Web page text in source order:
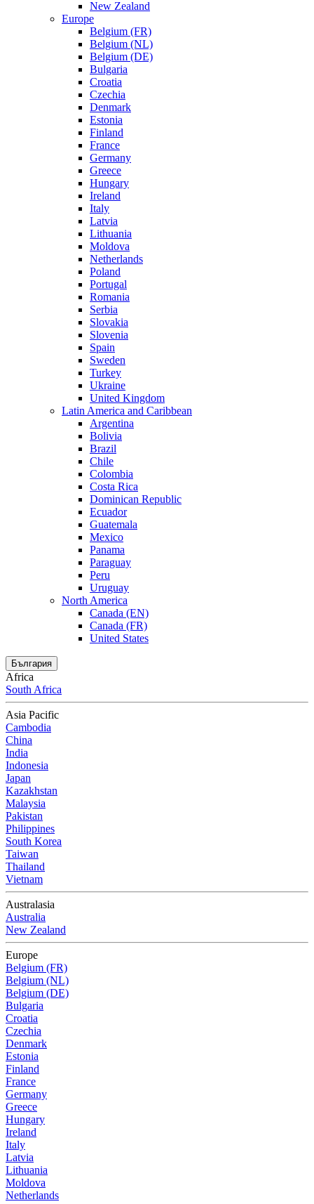
New Zealand
Europe
Belgium (FR)
Belgium (NL)
Belgium (DE)
Bulgaria
Croatia
Czechia
Denmark
Estonia
Finland
France
Germany
Greece
Hungary
Ireland
Italy
Latvia
Lithuania
Moldova
Netherlands
Poland
Portugal
Romania
Serbia
Slovakia
Slovenia
Spain
Sweden
Turkey
Ukraine
United Kingdom
Latin America and Caribbean
Argentina
Bolivia
Brazil
Chile
Colombia
Costa Rica
Dominican Republic
Ecuador
Guatemala
Mexico
Panama
Paraguay
Peru
Uruguay
North America
Canada (EN)
Canada (FR)
United States
България
Africa
South Africa
Asia Pacific
Cambodia
China
India
Indonesia
Japan
Kazakhstan
Malaysia
Pakistan
Philippines
South Korea
Taiwan
Thailand
Vietnam
Australasia
Australia
New Zealand
Europe
Belgium (FR)
Belgium (NL)
Belgium (DE)
Bulgaria
Croatia
Czechia
Denmark
Estonia
Finland
France
Germany
Greece
Hungary
Ireland
Italy
Latvia
Lithuania
Moldova
Netherlands